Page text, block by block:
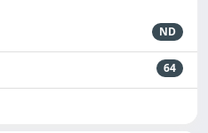
ND
64